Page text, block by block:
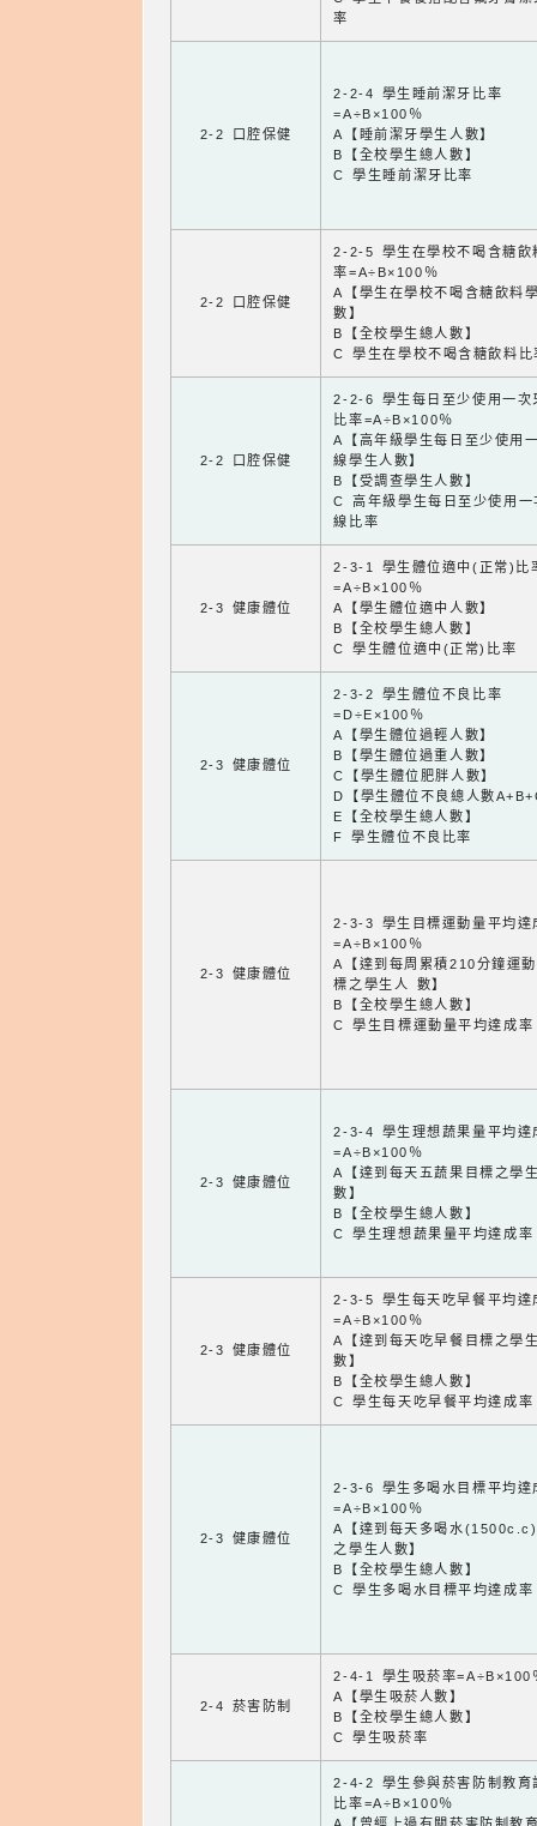
率
2-2 口腔保健
2-2-4 學生睡前潔牙比率
=A÷B×100％
A【睡前潔牙學生人數】
B【全校學生總人數】
C 學生睡前潔牙比率
2-2 口腔保健
2-2-5 學生在學校不喝含糖飲
率=A÷B×100％
A【學生在學校不喝含糖飲料
數】
B【全校學生總人數】
C 學生在學校不喝含糖飲料比
2-2 口腔保健
2-2-6 學生每日至少使用一次
比率=A÷B×100％
A【高年級學生每日至少使用
線學生人數】
B【受調查學生人數】
C 高年級學生每日至少使用一
線比率
2-3 健康體位
2-3-1 學生體位適中(正常)比
=A÷B×100％
A【學生體位適中人數】
B【全校學生總人數】
C 學生體位適中(正常)比率
2-3 健康體位
2-3-2 學生體位不良比率
=D÷E×100％
A【學生體位過輕人數】
B【學生體位過重人數】
C【學生體位肥胖人數】
D【學生體位不良總人數
E【全校學生總人數】
F 學生體位不良比率
2-3 健康體位
2-3-3 學生目標運動量平均達
=A÷B×100％
A【達到每周累積210分鐘運
標之學生人 數】
B【全校學生總人數】
C 學生目標運動量平均達成率
2-3 健康體位
2-3-4 學生理想蔬果量平均達
=A÷B×100％
A【達到每天五蔬果目標之學
數】
B【全校學生總人數】
C 學生理想蔬果量平均達成率
2-3 健康體位
2-3-5 學生每天吃早餐平均達
=A÷B×100％
A【達到每天吃早餐目標之學
數】
B【全校學生總人數】
C 學生每天吃早餐平均達成率
2-3 健康體位
2-3-6 學生多喝水目標平均達
=A÷B×100％
A【達到每天多喝水
之學生人數】
B【全校學生總人數】
C 學生多喝水目標平均達成率
2-4 菸害防制
2-4-1 學生吸菸率=A÷B×100
A【學生吸菸人數】
B【全校學生總人數】
C 學生吸菸率
2-4-2 學生參與菸害防制教育
比率=A÷B×100％